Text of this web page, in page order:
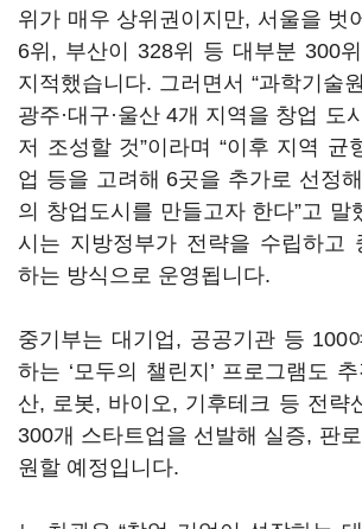
위가 매우 상위권이지만, 서울을 벗
6위, 부산이 328위 등 대부분 300
지적했습니다. 그러면서 “과학기술
광주·대구·울산 4개 지역을 창업 도
저 조성할 것”이라며 “이후 지역 균
업 등을 고려해 6곳을 추가로 선정
의 창업도시를 만들고자 한다”고 말
시는 지방정부가 전략을 수립하고
하는 방식으로 운영됩니다.
중기부는 대기업, 공공기관 등 100
하는 ‘모두의 챌린지’ 프로그램도
산, 로봇, 바이오, 기후테크 등 전략
300개 스타트업을 선발해 실증, 판
원할 예정입니다.